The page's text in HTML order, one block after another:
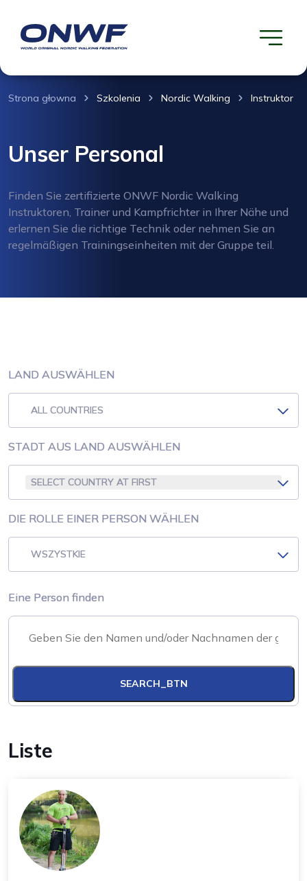
Strona głowna Szkolenia Nordic Walking Instruktor
Unser Personal
Finden Sie zertifizierte ONWF Nordic Walking
Instruktoren, Trainer und Kampfrichter in Ihrer Nähe und
erlernen Sie die richtige Technik oder nehmen Sie an
regelmäßigen Trainingseinheiten mit der Gruppe teil.
LAND AUSWÄHLEN
ALL COUNTRIES
STADT AUS LAND AUSWÄHLEN
SELECT COUNTRY AT FIRST
DIE ROLLE EINER PERSON WÄHLEN
WSZYSTKIE
Eine Person finden
SEARCH_BTN
Liste